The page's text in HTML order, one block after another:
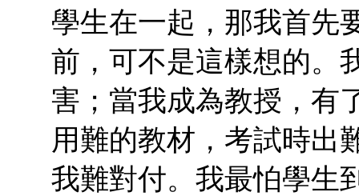
學生在一起，那我首先
前，可不是這樣想的。
害；當我成為教授，有
用難的教材，考試時出
我難對付。我最怕學生